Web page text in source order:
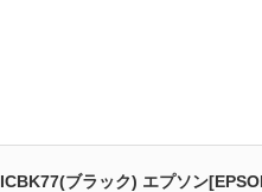
ICBK77(ブラック) エプソン